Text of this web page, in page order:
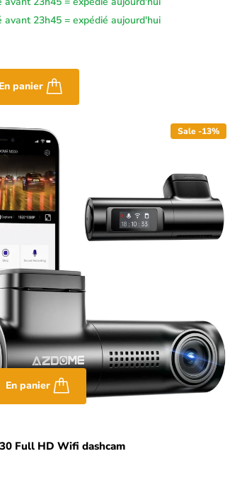
avant 23h45 = expédié aujourd'hui
En panier
Sale -13%
En panier
Full HD Wifi dashcam